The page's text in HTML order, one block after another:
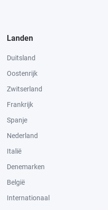
Landen
Duitsland
Oostenrijk
Zwitserland
Frankrijk
Spanje
Nederland
Italië
Denemarken
België
Internationaal